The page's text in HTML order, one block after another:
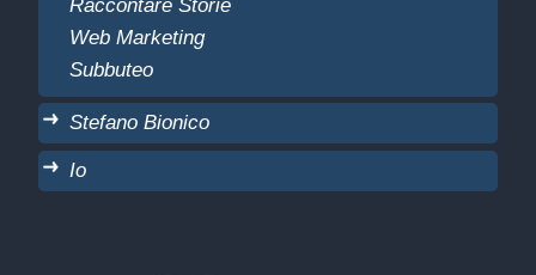
Web Marketing
Subbuteo
Stefano Bionico
Io